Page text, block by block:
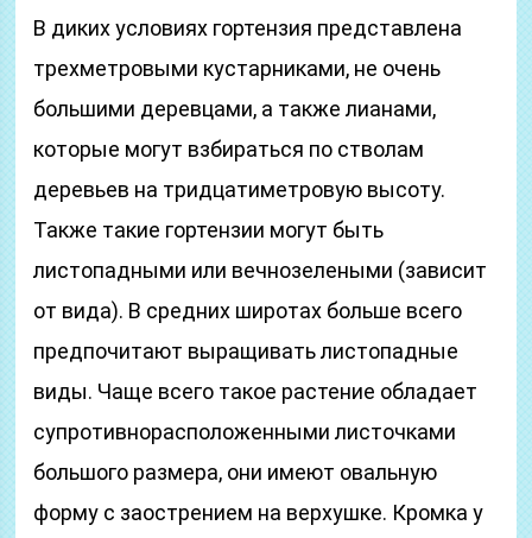
В диких условиях гортензия представлена
трехметровыми кустарниками, не очень
большими деревцами, а также лианами,
которые могут взбираться по стволам
деревьев на тридцатиметровую высоту.
Также такие гортензии могут быть
листопадными или вечнозелеными (зависит
от вида). В средних широтах больше всего
предпочитают выращивать листопадные
виды. Чаще всего такое растение обладает
супротивнорасположенными листочками
большого размера, они имеют овальную
форму с заострением на верхушке. Кромка у